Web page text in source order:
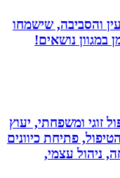
שישמחו
נושאים!
ומשפחתי, יעוץ
פתיחת כיוונים
עצמי,